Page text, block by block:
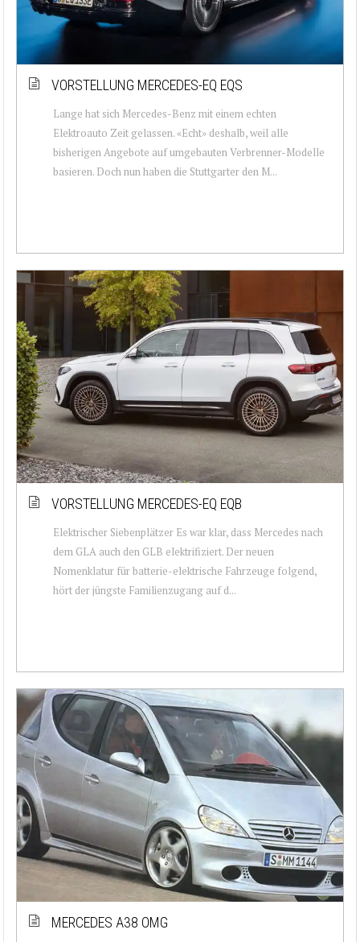
VORSTELLUNG MERCEDES-EQ EQS
Lange hat sich Mercedes-Benz mit einem echten
Elektroauto Zeit gelassen. «Echt» deshalb, weil alle
bisherigen Angebote auf umgebauten Verbrenner-Modelle
basieren. Doch nun haben die Stuttgarter den M...
VORSTELLUNG MERCEDES-EQ EQB
Elektrischer Siebenplätzer Es war klar, dass Mercedes nach
dem GLA auch den GLB elektrifiziert. Der neuen
Nomenklatur für batterie-elektrische Fahrzeuge folgend,
hört der jüngste Familienzugang auf d...
MERCEDES A38 OMG